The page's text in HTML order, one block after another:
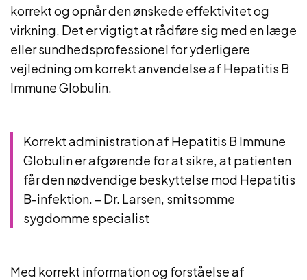
korrekt og opnår den ønskede effektivitet og
virkning. Det er vigtigt at rådføre sig med en læge
eller sundhedsprofessionel for yderligere
vejledning om korrekt anvendelse af Hepatitis B
Immune Globulin.
Korrekt administration af Hepatitis B Immune
Globulin er afgørende for at sikre, at patienten
får den nødvendige beskyttelse mod Hepatitis
B-infektion. – Dr. Larsen, smitsomme
sygdomme specialist
Med korrekt information og forståelse af